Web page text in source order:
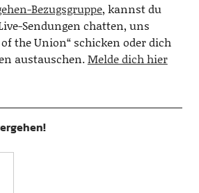
Bezugsgruppe, kannst du
Sendungen chatten, uns
the Union“ schicken oder dich
austauschen.Melde dich hier